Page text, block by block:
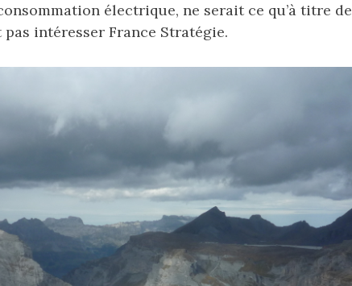
électrique, ne serait ce qu’à titre de
intéresser France Stratégie.